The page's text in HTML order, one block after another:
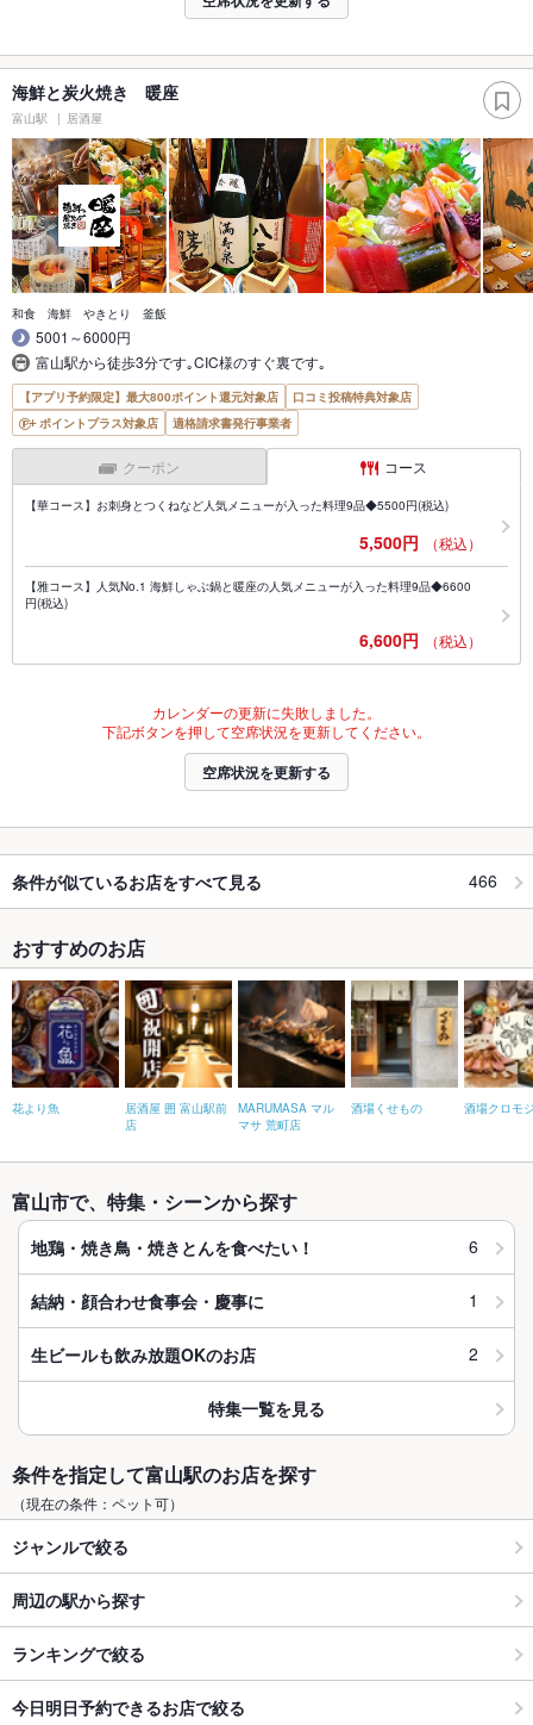
海鮮と炭火焼き 暖座
富山駅 居酒屋
和食 海鮮 やきとり 釜飯
5001～6000円
富山駅から徒歩3分です｡CIC様のすぐ裏です｡
【アプリ予約限定】最大800ポイント還元対象店
口コミ投稿特典対象店
ポイントプラス対象店
適格請求書発行事業者
クーポン コース
【華コース】お刺身とつくねなど人気メニューが入った料理9品◆5500円(税込)
5,500円 （税込）
【雅コース】人気No.1 海鮮しゃぶ鍋と暖座の人気メニューが入った料理9品◆6600
円(税込)
6,600円 （税込）
カレンダーの更新に失敗しました。
下記ボタンを押して空席状況を更新してください。
空席状況を更新する
条件が似ているお店をすべて見る 466
おすすめのお店
花より魚
居酒屋 囲 富山駅前
店
MARUMASA マル
マサ 荒町店
酒場くせもの 酒場クロモ
富山市で、特集・シーンから探す
地鶏・焼き鳥・焼きとんを食べたい！ 6
結納・顔合わせ食事会・慶事に 1
生ビールも飲み放題OKのお店 2
特集一覧を見る
条件を指定して富山駅のお店を探す
（現在の条件：ペット可）
ジャンルで絞る
周辺の駅から探す
ランキングで絞る
今日明日予約できるお店で絞る